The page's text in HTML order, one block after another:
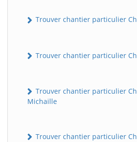
Trouver chantier particulier
Trouver chantier particulier
Trouver chantier particulier
Michaille
Trouver chantier particulier